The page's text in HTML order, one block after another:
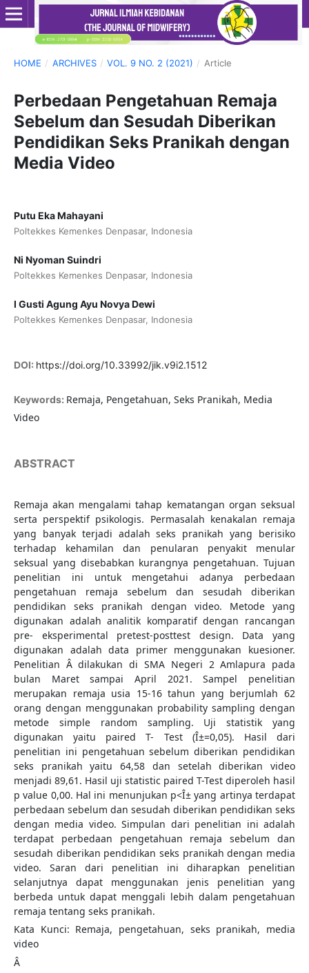
HOME / ARCHIVES / VOL. 9 NO. 2 (2021) / Article
Perbedaan Pengetahuan Remaja
Sebelum dan Sesudah Diberikan
Pendidikan Seks Pranikah dengan
Media Video
Putu Eka Mahayani
Poltekkes Kemenkes Denpasar, Indonesia
Ni Nyoman Suindri
Poltekkes Kemenkes Denpasar, Indonesia
I Gusti Agung Ayu Novya Dewi
Poltekkes Kemenkes Denpasar, Indonesia
DOI: https://doi.org/10.33992/jik.v9i2.1512
Keywords: Remaja, Pengetahuan, Seks Pranikah, Media
Video
ABSTRACT
Remaja akan mengalami tahap kematangan organ seksual
serta perspektif psikologis. Permasalah kenakalan remaja
yang banyak terjadi adalah seks pranikah yang berisiko
terhadap kehamilan dan penularan penyakit menular
seksual yang disebabkan kurangnya pengetahuan. Tujuan
penelitian ini untuk mengetahui adanya perbedaan
pengetahuan remaja sebelum dan sesudah diberikan
pendidikan seks pranikah dengan video. Metode yang
digunakan adalah analitik komparatif dengan rancangan
pre- eksperimental pretest-posttest design. Data yang
digunakan adalah data primer menggunakan kuesioner.
Penelitian Â dilakukan di SMA Negeri 2 Amlapura pada
bulan Maret sampai April 2021. Sampel penelitian
merupakan remaja usia 15-16 tahun yang berjumlah 62
orang dengan menggunakan probability sampling dengan
metode simple random sampling. Uji statistik yang
digunakan yaitu paired T- Test (Î±=0,05). Hasil dari
penelitian ini pengetahuan sebelum diberikan pendidikan
seks pranikah yaitu 64,58 dan setelah diberikan video
menjadi 89,61. Hasil uji statistic paired T-Test diperoleh hasil
p value 0,00. Hal ini menunjukan p<Î± yang artinya terdapat
perbedaan sebelum dan sesudah diberikan pendidikan seks
dengan media video. Simpulan dari penelitian ini adalah
terdapat perbedaan pengetahuan remaja sebelum dan
sesudah diberikan pendidikan seks pranikah dengan media
video. Saran dari penelitian ini diharapkan penelitian
selanjutnya dapat menggunakan jenis penelitian yang
berbeda untuk dapat menggali lebih dalam pengetahuan
remaja tentang seks pranikah.
Kata Kunci: Remaja, pengetahuan, seks pranikah, media
video
Â